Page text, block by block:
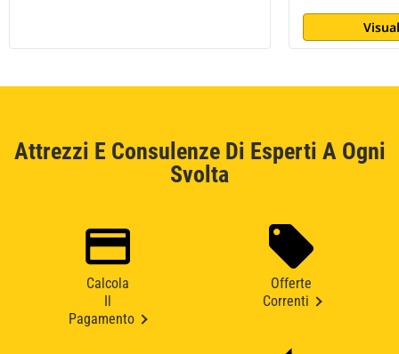
Attrezzi E Consulenze Di Esperti A Ogni
Svolta
Calcola
Pagamento
Offerte
Correnti